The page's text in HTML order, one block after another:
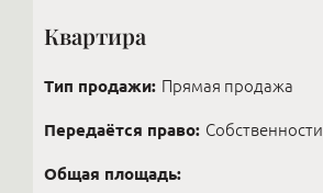
Квартира
Тип продажи: Прямая продажа
Передаётся право: Собственности
Общая площадь: